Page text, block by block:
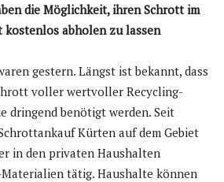
die Möglichkeit, ihren Schrott im
kostenlos abholen zu lassen
gestern. Längst ist bekannt, dass
voller wertvoller Recycling-
dringend benötigt werden. Seit
Kürten auf dem Gebiet
in den privaten Haushalten
tätig. Haushalte können